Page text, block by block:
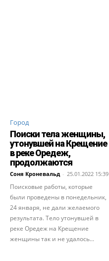
Город
Поиски тела женщины,
утонувшей на Крещение
в реке Оредеж,
продолжаются
Соня Кроневальд - 25.01.2022 15:39
Поисковые работы, которые
были проведены в понедельник,
24 января, не дали желаемого
результата. Тело утонувшей в
реке Оредеж на Крещение
женщины так и не удалось...